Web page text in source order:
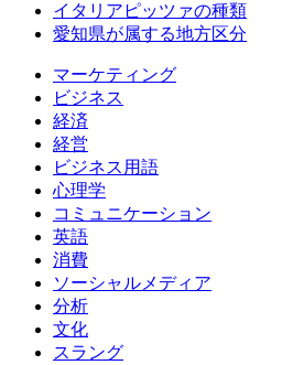
イタリアピッツァの種類
愛知県が属する地方区分
マーケティング
ビジネス
経済
経営
ビジネス用語
心理学
コミュニケーション
英語
消費
ソーシャルメディア
分析
文化
スラング